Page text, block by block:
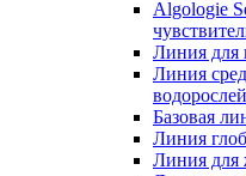
Algologie
Линия для
Линия
Базовая
Линия
Линия для